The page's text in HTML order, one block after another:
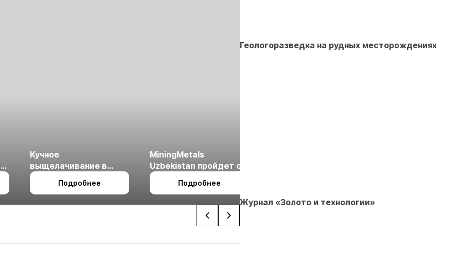
Кучное
выщелачивание в
холодном климате
Подробнее
MiningMetals
Uzbekistan пройдет с
27 по 29 октября в г.
Ташкент
Подробнее
Геологоразведка на рудных месторождениях
Журнал «Золото и технологии»